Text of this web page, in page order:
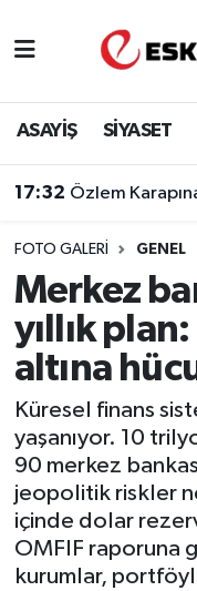
ASAYİŞ SİYASET
17:32 Özlem Karapınar
FOTO GALERI GENEL
Merkez
yıllık
altına
Küresel finans
yaşanıyor. 10
90 merkez
jeopolitik riskler
içinde dolar
OMFIF raporuna
kurumlar,
Eskişehir Hava
Eskişehir
Eskişehir Trafik
Süper Lig Puan
Tüm Manşetler
Son Dakika